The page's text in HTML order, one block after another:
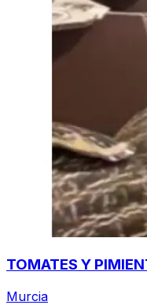
TOMATES Y
Murcia